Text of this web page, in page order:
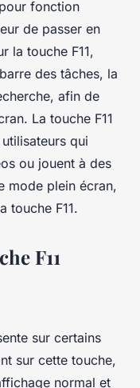
fonction
de passer en
la touche F11,
des tâches, la
afin de
La touche F11
qui
ou jouent à des
mode plein écran,
touche F11.
F11
sur certains
sur cette touche,
normal et